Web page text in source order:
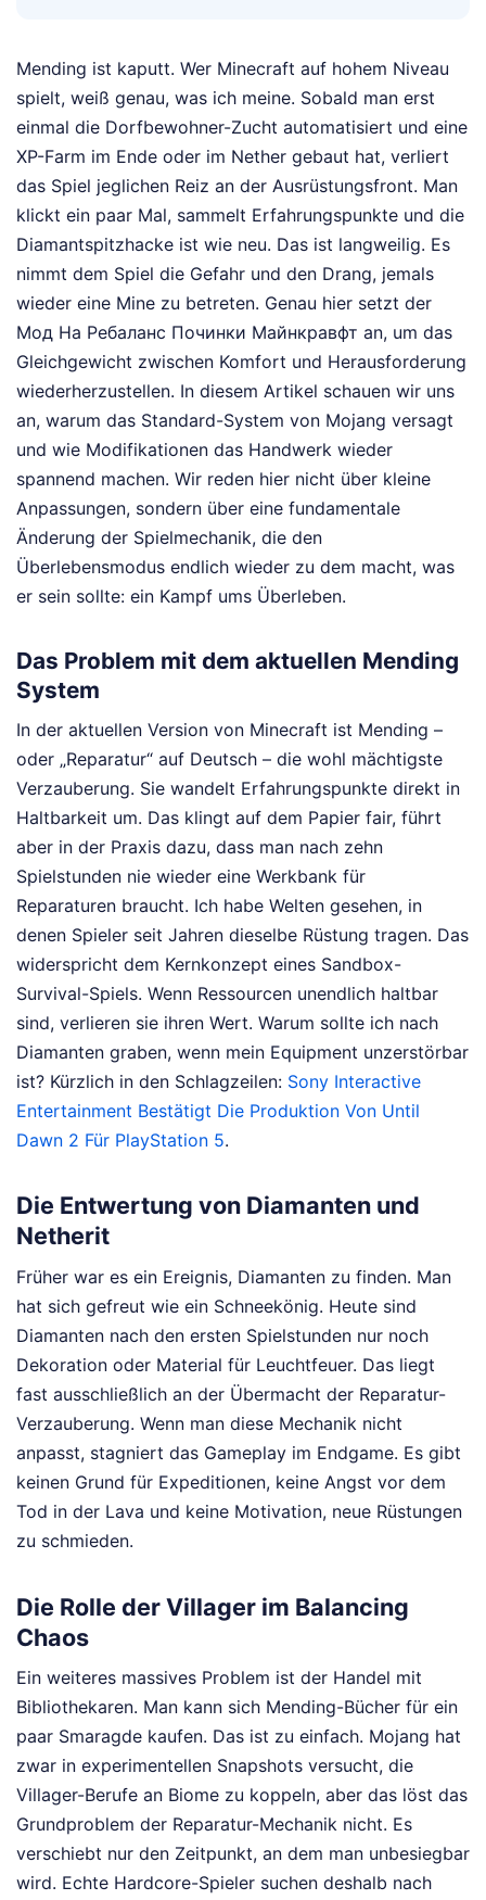
Mending ist kaputt. Wer Minecraft auf hohem Niveau
spielt, weiß genau, was ich meine. Sobald man erst
einmal die Dorfbewohner-Zucht automatisiert und eine
XP-Farm im Ende oder im Nether gebaut hat, verliert
das Spiel jeglichen Reiz an der Ausrüstungsfront. Man
klickt ein paar Mal, sammelt Erfahrungspunkte und die
Diamantspitzhacke ist wie neu. Das ist langweilig. Es
nimmt dem Spiel die Gefahr und den Drang, jemals
wieder eine Mine zu betreten. Genau hier setzt der
Мод На Ребаланс Починки Майнкравфт an, um das
Gleichgewicht zwischen Komfort und Herausforderung
wiederherzustellen. In diesem Artikel schauen wir uns
an, warum das Standard-System von Mojang versagt
und wie Modifikationen das Handwerk wieder
spannend machen. Wir reden hier nicht über kleine
Anpassungen, sondern über eine fundamentale
Änderung der Spielmechanik, die den
Überlebensmodus endlich wieder zu dem macht, was
er sein sollte: ein Kampf ums Überleben.
Das Problem mit dem aktuellen Mending
System
In der aktuellen Version von Minecraft ist Mending –
oder „Reparatur“ auf Deutsch – die wohl mächtigste
Verzauberung. Sie wandelt Erfahrungspunkte direkt in
Haltbarkeit um. Das klingt auf dem Papier fair, führt
aber in der Praxis dazu, dass man nach zehn
Spielstunden nie wieder eine Werkbank für
Reparaturen braucht. Ich habe Welten gesehen, in
denen Spieler seit Jahren dieselbe Rüstung tragen. Das
widerspricht dem Kernkonzept eines Sandbox-
Survival-Spiels. Wenn Ressourcen unendlich haltbar
sind, verlieren sie ihren Wert. Warum sollte ich nach
Diamanten graben, wenn mein Equipment unzerstörbar
ist? Kürzlich in den Schlagzeilen: Sony Interactive
Entertainment Bestätigt Die Produktion Von Until
Dawn 2 Für PlayStation 5.
Die Entwertung von Diamanten und
Netherit
Früher war es ein Ereignis, Diamanten zu finden. Man
hat sich gefreut wie ein Schneekönig. Heute sind
Diamanten nach den ersten Spielstunden nur noch
Dekoration oder Material für Leuchtfeuer. Das liegt
fast ausschließlich an der Übermacht der Reparatur-
Verzauberung. Wenn man diese Mechanik nicht
anpasst, stagniert das Gameplay im Endgame. Es gibt
keinen Grund für Expeditionen, keine Angst vor dem
Tod in der Lava und keine Motivation, neue Rüstungen
zu schmieden.
Die Rolle der Villager im Balancing
Chaos
Ein weiteres massives Problem ist der Handel mit
Bibliothekaren. Man kann sich Mending-Bücher für ein
paar Smaragde kaufen. Das ist zu einfach. Mojang hat
zwar in experimentellen Snapshots versucht, die
Villager-Berufe an Biome zu koppeln, aber das löst das
Grundproblem der Reparatur-Mechanik nicht. Es
verschiebt nur den Zeitpunkt, an dem man unbesiegbar
wird. Echte Hardcore-Spieler suchen deshalb nach